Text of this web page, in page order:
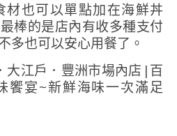
材也可以單點加在海鮮丼
棒的是店內有收多種支付
多也可以安心用餐了。